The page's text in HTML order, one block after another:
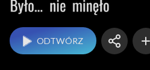
ODTWÓRZ